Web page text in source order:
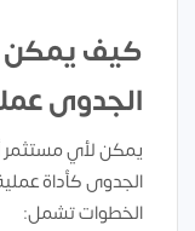
كيف يمكن
الجدوى
يمكن لأي مستثمر
الجدوى كأداة
الخطوات تشمل: